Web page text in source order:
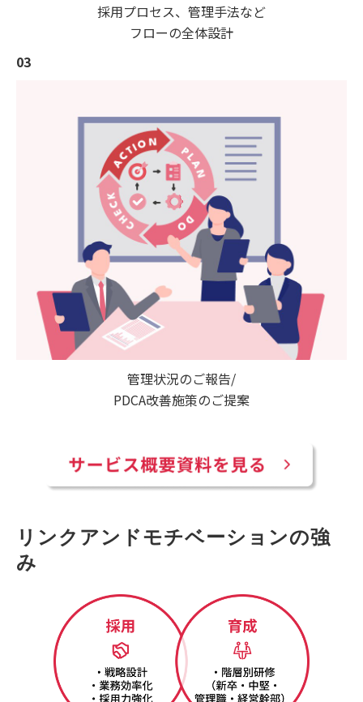
採用プロセス、管理手法など
フローの全体設計
03
管理状況のご報告/
PDCA改善施策のご提案
リンクアンドモチベーションの強
み